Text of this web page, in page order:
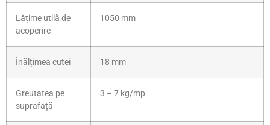
Lățime utilă de
acoperire
1050 mm
Înălțimea cutei 18 mm
Greutatea pe
suprafață
3 – 7 kg/mp